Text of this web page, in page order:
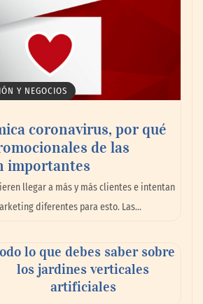
puede ser la que menos
lo demuestra ante notario
prepararse para la
de 40 horas? Guía
Y NEGOCIOS
coronavirus, por qué
de las
importantes
llegar a más y más clientes e intentan
diferentes para esto. Las…
lo que debes saber sobre
los jardines verticales
artificiales